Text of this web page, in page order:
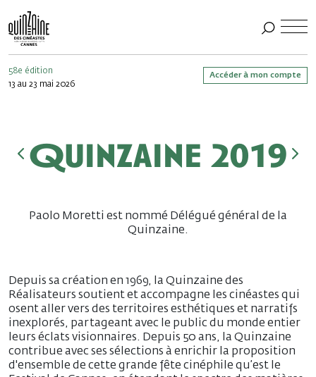
58e édition
13 au 23 mai 2026
Accéder à mon compte
Quinzaine 2019
Paolo Moretti est nommé Délégué général de la
Quinzaine.
Depuis sa création en 1969, la Quinzaine des
Réalisateurs soutient et accompagne les cinéastes qui
osent aller vers des territoires esthétiques et narratifs
inexplorés, partageant avec le public du monde entier
leurs éclats visionnaires. Depuis 50 ans, la Quinzaine
contribue avec ses sélections à enrichir la proposition
d'ensemble de cette grande fête cinéphile qu’est le